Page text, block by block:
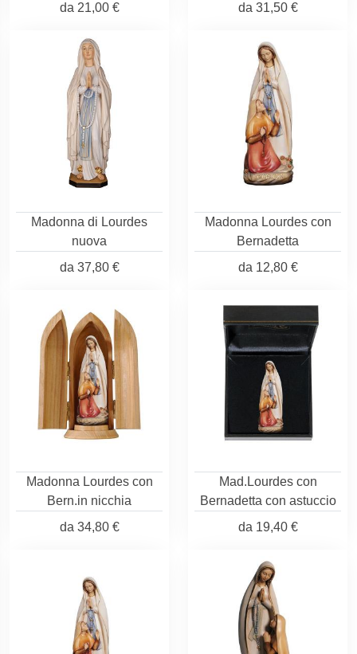
da 21,00 €
da 31,50 €
Madonna di Lourdes
nuova
da 37,80 €
Madonna Lourdes con
Bernadetta
da 12,80 €
Madonna Lourdes con
Bern.in nicchia
da 34,80 €
Mad.Lourdes con
Bernadetta con astuccio
da 19,40 €